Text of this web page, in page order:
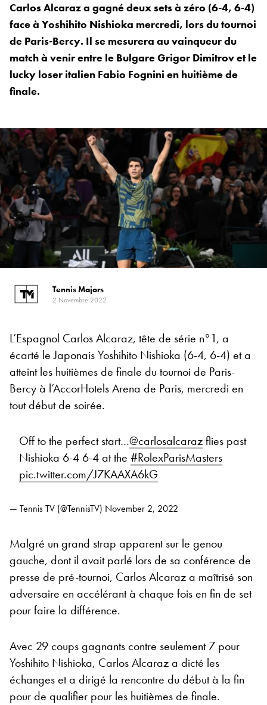
Carlos Alcaraz a gagné deux sets à zéro (6-4, 6-4)
face à Yoshihito Nishioka mercredi, lors du tournoi
de Paris-Bercy. Il se mesurera au vainqueur du
match à venir entre le Bulgare Grigor Dimitrov et le
lucky loser italien Fabio Fognini en huitième de
finale.
Tennis Majors
2 Novembre 2022
L’Espagnol Carlos Alcaraz, tête de série n°1, a
écarté le Japonais Yoshihito Nishioka (6-4, 6-4) et a
atteint les huitièmes de finale du tournoi de Paris-
Bercy à l’AccorHotels Arena de Paris, mercredi en
tout début de soirée.
Off to the perfect start…@carlosalcarazflies past
Nishioka 6-4 6-4 at the #RolexParisMasters
pic.twitter.com/J7KAAXA6kG
— Tennis TV (@TennisTV) November 2, 2022
Malgré un grand strap apparent sur le genou
gauche, dont il avait parlé lors de sa conférence de
presse de pré-tournoi, Carlos Alcaraz a maîtrisé son
adversaire en accélérant à chaque fois en fin de set
pour faire la différence.
Avec 29 coups gagnants contre seulement 7 pour
Yoshihito Nishioka, Carlos Alcaraz a dicté les
échanges et a dirigé la rencontre du début à la fin
pour de qualifier pour les huitièmes de finale.